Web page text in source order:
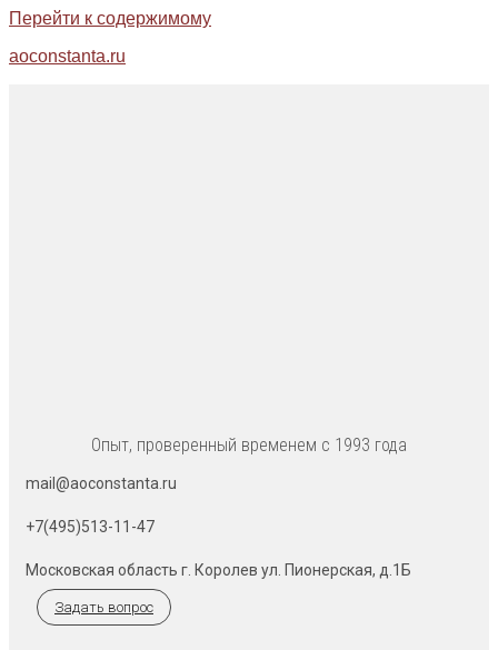
Перейти к содержимому
aoconstanta.ru
Опыт, проверенный временем с 1993 года
mail@aoconstanta.ru
+7(495)513-11-47
Московская область г. Королев ул. Пионерская, д.1Б
Задать вопрос